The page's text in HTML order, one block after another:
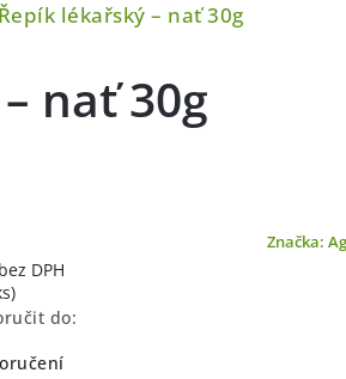
Řepík lékařský – nať 30g
nať 30g
Značka:
DPH
do: